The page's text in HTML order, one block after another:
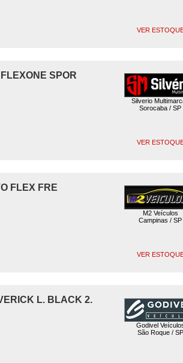
VER
SPOR
Silverio
Sorocaba / SP
VER
FLEX FRE
M2 Veículos
Campinas / SP
VER
L. BLACK 2.
Godivel
São Roque / SP